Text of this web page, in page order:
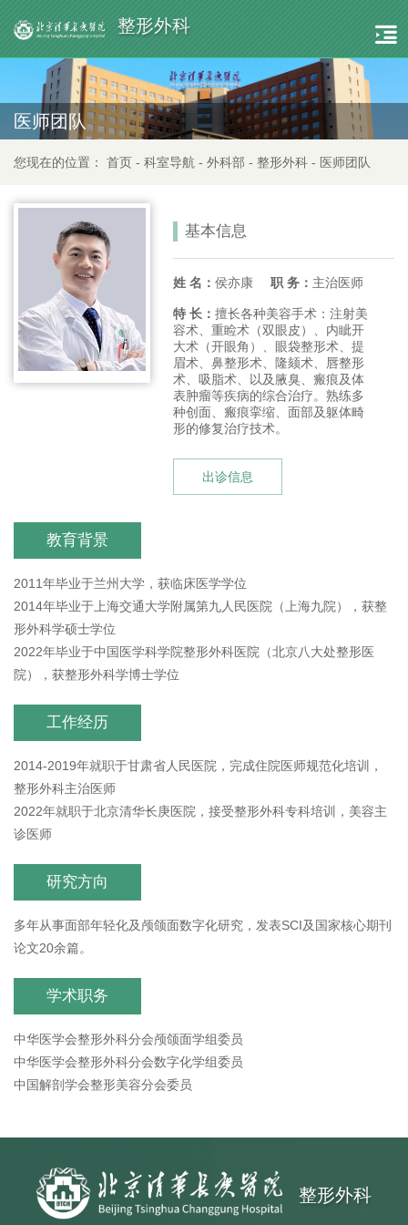
整形外科
医师团队
您现在的位置： 首页 - 科室导航 - 外科部 - 整形外科 - 医师团队
基本信息
姓 名： 侯亦康 职 务： 主治医师
特 长： 擅长各种美容手术：注射美
容术、重睑术（双眼皮）、内眦开
大术（开眼角）、眼袋整形术、提
眉术、鼻整形术、隆颏术、唇整形
术、吸脂术、以及腋臭、瘢痕及体
表肿瘤等疾病的综合治疗。熟练多
种创面、瘢痕挛缩、面部及躯体畸
形的修复治疗技术。
出诊信息
教育背景
2011年毕业于兰州大学，获临床医学学位
2014年毕业于上海交通大学附属第九人民医院（上海九院），获整
形外科学硕士学位
2022年毕业于中国医学科学院整形外科医院（北京八大处整形医
院），获整形外科学博士学位
工作经历
2014-2019年就职于甘肃省人民医院，完成住院医师规范化培训，
整形外科主治医师
2022年就职于北京清华长庚医院，接受整形外科专科培训，美容主
诊医师
研究方向
多年从事面部年轻化及颅颌面数字化研究，发表SCI及国家核心期刊
论文20余篇。
学术职务
中华医学会整形外科分会颅颌面学组委员
中华医学会整形外科分会数字化学组委员
中国解剖学会整形美容分会委员
整形外科